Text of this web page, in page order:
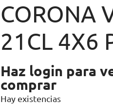
CORONA
21CL 4X6
Haz login para
comprar
Hay existencias